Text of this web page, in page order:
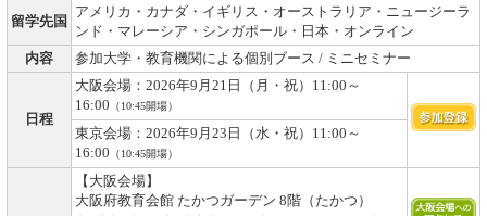
留学先国
アメリカ・カナダ・イギリス・オーストラリア・ニュージーラ
ンド・マレーシア・シンガポール・日本・オンライン
内容
参加大学・教育機関による個別ブース / ミニセミナー
日程
大阪会場：2026年9月21日（月・祝）11:00～
16:00 （10:45開場）
東京会場：2026年9月23日（水・祝）11:00～
16:00 （10:45開場）
【大阪会場】
大阪府教育会館 たかつガーデン 8階（たかつ）